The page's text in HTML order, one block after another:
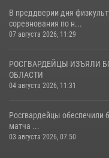
В преддверии дня
соревнования по н...
07 августа 2026, 11:29
РОСГВАРДЕЙЦЫ ИЗЪЯЛИ
ОБЛАСТИ
04 августа 2026, 11:31
Росгвардейцы обеспечили
матча ...
03 августа 2026, 07:50